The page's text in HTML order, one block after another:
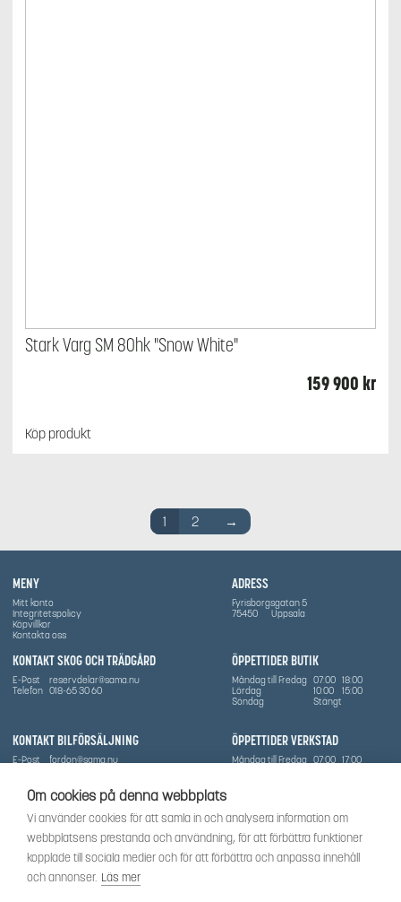
Om cookies på denna webbplats
Vi använder cookies för att samla in och analysera information om
webbplatsens prestanda och användning, för att förbättra funktioner
kopplade till sociala medier och för att förbättra och anpassa innehåll
och annonser. Läs mer
Stark Varg SM 80hk "Snow White"
159 900 kr
Köp produkt
1 2 →
MENY
Mitt konto
Integritetspolicy
Köpvillkor
Kontakta oss
ÖPPETTIDER BUTIK
Måndag till Fredag 07:00 18:00
Lördag
10:00
15:00
Söndag
Stängt
ÖPPETTIDER VERKSTAD
Måndag till Fredag 07:00 17:00
ADRESS
Fyrisborgsgatan 5
75450
Uppsala
KONTAKT SKOG OCH TRÄDGÅRD
E-Post
reservdelar@sama.nu
Telefon 018-65 30 60
KONTAKT BILFÖRSÄLJNING
E-Post
fordon@sama.nu
OM SÅMA
Vi har sedan 1970-talet levererat skog-och trädgårdsprodukter till Uppsala med omnejd. Vi
har idag även ett brett utbud av dessa produkter samt BRP:s produktsortiment, gällande
Can-Am, Sea-Doo.
Vi är certifierad serviceverkstad.
SOCIALT